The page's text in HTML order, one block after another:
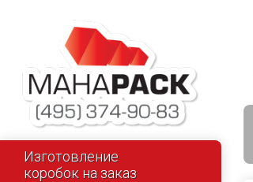
Изготовление
коробок на заказ